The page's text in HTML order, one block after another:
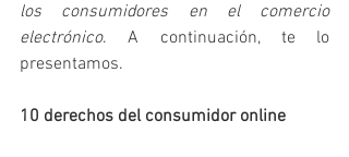
los consumidores en el comercio
electrónico. A continuación, te lo
presentamos.
10 derechos del consumidor online